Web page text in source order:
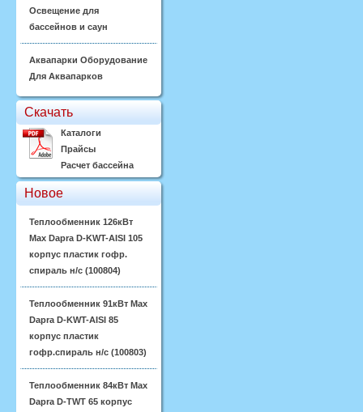
Освещение для
бассейнов и саун
Аквапарки Оборудование
Для Аквапарков
Скачать
Каталоги
Прайсы
Расчет бассейна
Новое
Теплообменник 126кВт
Max Dapra D-KWT-AISI 105
корпус пластик гофр.
спираль н/с (100804)
Теплообменник 91кВт Max
Dapra D-KWT-AISI 85
корпус пластик
гофр.спираль н/с (100803)
Теплообменник 84кВт Max
Dapra D-TWT 65 корпус